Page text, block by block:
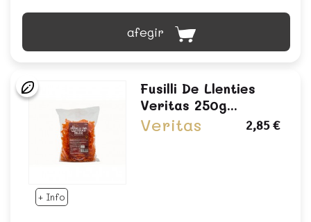
afegir
+ Info
Fusilli De Llenties
Veritas 250g...
Veritas 2,85 €